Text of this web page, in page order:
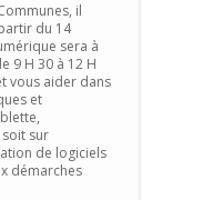
il
du 14
sera à
9 H 30 à 12 H
vous aider dans
et
sur
de logiciels
démarches